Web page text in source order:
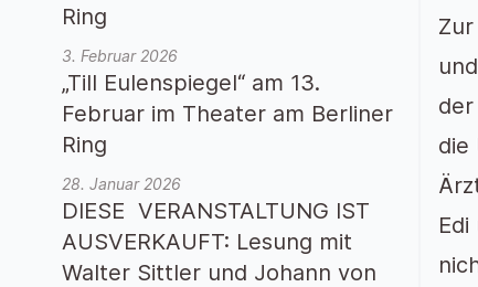
die
Ring
3. Februar 2026
„Till Eulenspiegel“ am 13.
Februar im Theater am Berliner
Ring
28. Januar 2026
DIESE VERANSTALTUNG IST
AUSVERKAUFT: Lesung mit
Walter Sittler und Johann von